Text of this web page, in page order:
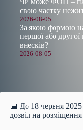
📅 До 18 червня
дозвіл на
Чи може ФОП –
свою частку
2026-08-05
За якою формою
першої або другої
внесків?
2026-08-05